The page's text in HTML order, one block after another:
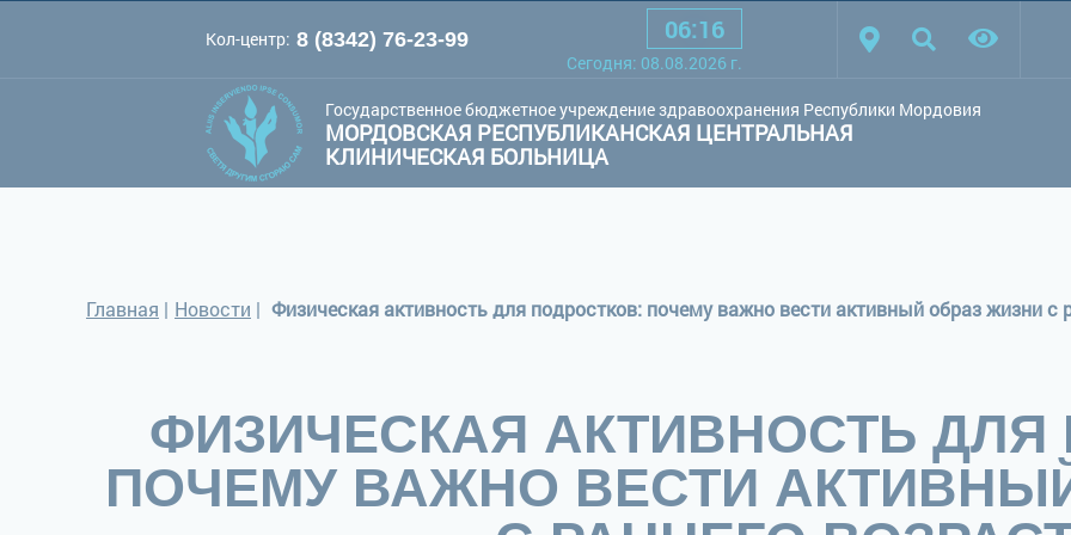
Шрифт: A A A Белая схема Черная схема Обычный сайт
Кол-центр: 8 (8342) 76-23-99 06:16
Cегодня: 08.08.2026 г.
Государственное бюджетное учреждение здравоохранения Республики Мордовия
МОРДОВСКАЯ РЕСПУБЛИКАНСКАЯ ЦЕНТРАЛЬНАЯ
КЛИНИЧЕСКАЯ БОЛЬНИЦА
Главная | Новости | Физическая активность для подростков: почему важно вести активный образ жизни с
ФИЗИЧЕСКАЯ АКТИВНОСТЬ ДЛЯ
ПОЧЕМУ ВАЖНО ВЕСТИ